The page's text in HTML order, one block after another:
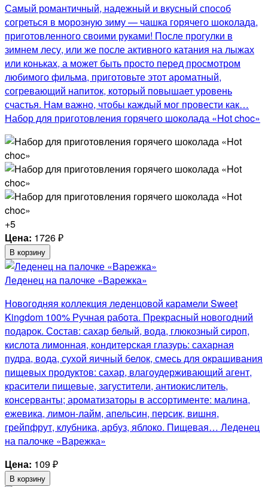
Самый романтичный, надежный и вкусный способ
согреться в морозную зиму — чашка горячего шоколада,
приготовленного своими руками! После прогулки в
зимнем лесу, или же после активного катания на лыжах
или коньках, а может быть просто перед просмотром
любимого фильма, приготовьте этот ароматный,
согревающий напиток, который повышает уровень
счастья. Нам важно, чтобы каждый мог провести как…
Набор для приготовления горячего шоколада «Hot choc»
+5
Цена: 1726₽
В корзину
Леденец на палочке «Варежка»
Новогодняя коллекция леденцовой карамели Sweet
Kingdom 100% Ручная работа. Прекрасный новогодний
подарок. Состав: сахар белый, вода, глюкозный сироп,
кислота лимонная, кондитерская глазурь: сахарная
пудра, вода, сухой яичный белок, смесь для окрашивания
пищевых продуктов: сахар, влагоудерживающий агент,
красители пищевые, загустители, антиокислитель,
консерванты; ароматизаторы в ассортименте: малина,
ежевика, лимон-лайм, апельсин, персик, вишня,
грейпфрут, клубника, арбуз, яблоко. Пищевая… Леденец
на палочке «Варежка»
Цена: 109₽
В корзину